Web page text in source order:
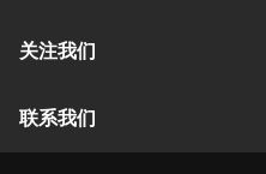
关注我们
联系我们